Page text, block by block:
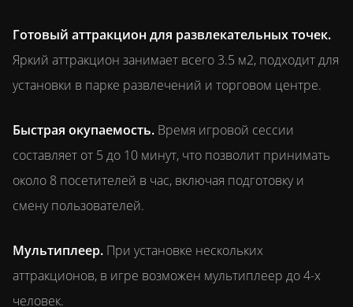
Готовый аттракцион для развлекательных точек.
Яркий аттракцион занимает всего 3.5 м2, подходит для
установки в парке развлечений и торговом центре.
Быстрая окупаемость. Время игровой сессии
составляет от 5 до 10 минут, что позволит принимать
около 8 посетителей в час, включая подготовку и
смену пользователей.
Мультиплеер. При установке нескольких
аттракционов, в игре возможен мультиплеер до 4-х
человек.